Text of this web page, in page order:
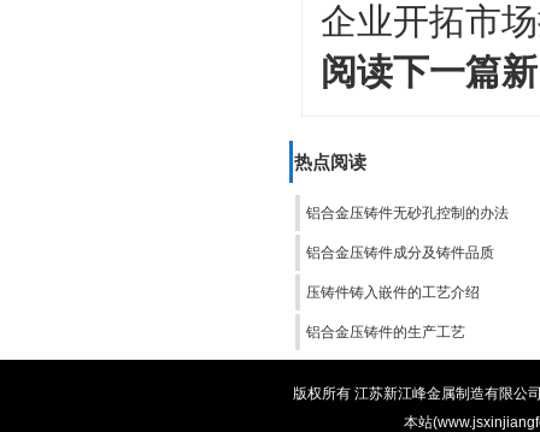
企业开拓市
阅读下一篇
热点阅读
铝合金压铸件无砂孔控制的办法
铝合金压铸件成分及铸件品质
压铸件铸入嵌件的工艺介绍
铝合金压铸件的生产工艺
版权所有 江苏新江峰金属制造有限公
本站